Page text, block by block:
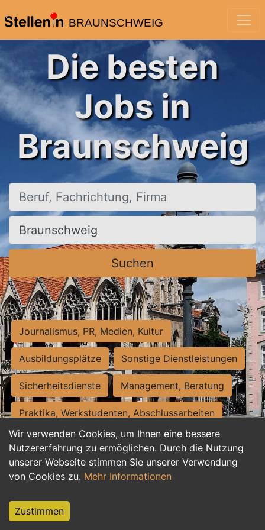
BRAUNSCHWEIG
Wir verwenden Cookies, um Ihnen eine bessere
Nutzererfahrung zu ermöglichen. Durch die Nutzung
unserer Webseite stimmen Sie unserer Verwendung
von Cookies zu. Mehr Informationen
Zustimmen
Die besten
Jobs in
Braunschweig
Beruf, Fachrichtung, Firma
Ort, Stadt
Suchen
Journalismus, PR, Medien, Kultur
Ausbildungsplätze Sonstige Dienstleistungen
Sicherheitsdienste Management, Beratung
Praktika, Werkstudenten, Abschlussarbeiten
Personalwesen Assistenz, Sekretariat
Hilfskräfte, Aushilfs- und Nebenjobs
Weiterbildung, Studium, duale Ausbildung